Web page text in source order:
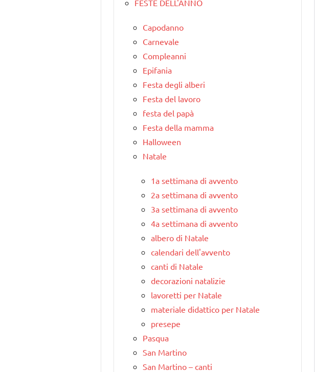
FESTE DELL'ANNO
Capodanno
Carnevale
Compleanni
Epifania
Festa degli alberi
Festa del lavoro
festa del papà
Festa della mamma
Halloween
Natale
1a settimana di avvento
2a settimana di avvento
3a settimana di avvento
4a settimana di avvento
albero di Natale
calendari dell'avvento
canti di Natale
decorazioni natalizie
lavoretti per Natale
materiale didattico per Natale
presepe
Pasqua
San Martino
San Martino – canti